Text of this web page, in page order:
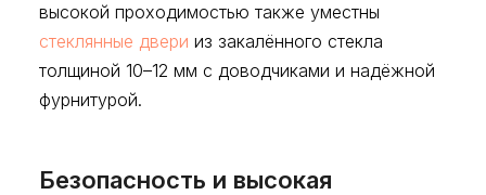
высокой проходимостью также уместны
стеклянные двери из закалённого стекла
толщиной 10–12 мм с доводчиками и надёжной
фурнитурой.
Безопасность и высокая